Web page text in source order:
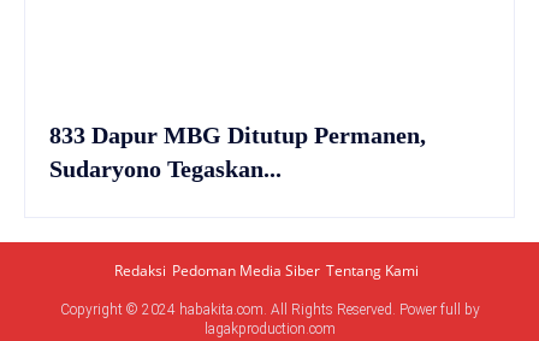
833 Dapur MBG Ditutup Permanen,
Sudaryono Tegaskan...
Copyright © 2024 habakita.com. All Rights Reserved. Power full by
lagakproduction.com
Redaksi Pedoman Media Siber Tentang Kami